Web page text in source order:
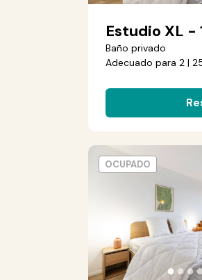
Estudio XL -
Baño privado
Adecuado para 2 |
●●●
OCUPADO